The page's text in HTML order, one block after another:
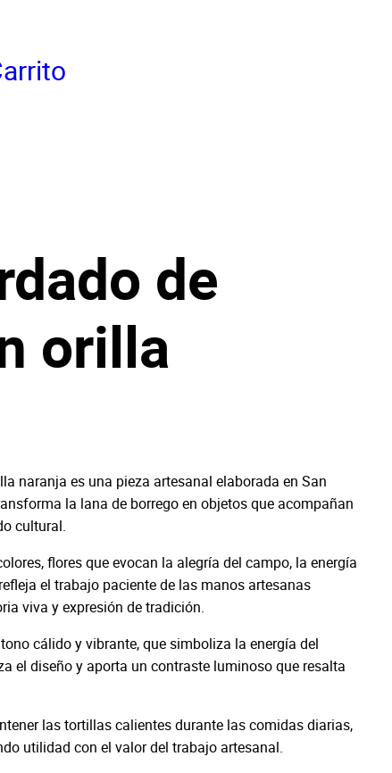
de
orilla
naranja es una pieza artesanal elaborada en San
la lana de borrego en objetos que acompañan
cultural.
flores que evocan la alegría del campo, la energía
el trabajo paciente de las manos artesanas
viva y expresión de tradición.
cálido y vibrante, que simboliza la energía del
el diseño y aporta un contraste luminoso que resalta
las tortillas calientes durante las comidas diarias,
utilidad con el valor del trabajo artesanal.